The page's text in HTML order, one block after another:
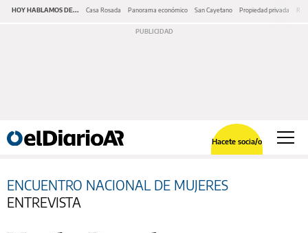
HOY HABLAMOS DE... Casa Rosada Panorama económico San Cayetano Propiedad privada
Hacete socia/o
ENCUENTRO NACIONAL DE MUJERES
ENTREVISTA